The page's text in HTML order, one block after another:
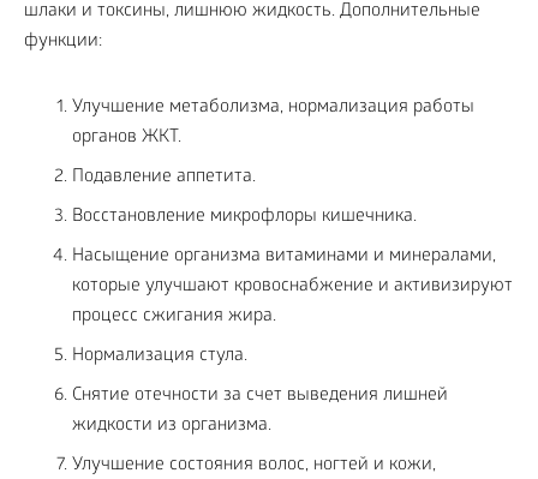
шлаки и токсины, лишнюю жидкость. Дополнительные
функции:
Улучшение метаболизма, нормализация работы
органов ЖКТ.
Подавление аппетита.
Восстановление микрофлоры кишечника.
Насыщение организма витаминами и минералами,
которые улучшают кровоснабжение и активизируют
процесс сжигания жира.
Нормализация стула.
Снятие отечности за счет выведения лишней
жидкости из организма.
Улучшение состояния волос, ногтей и кожи,